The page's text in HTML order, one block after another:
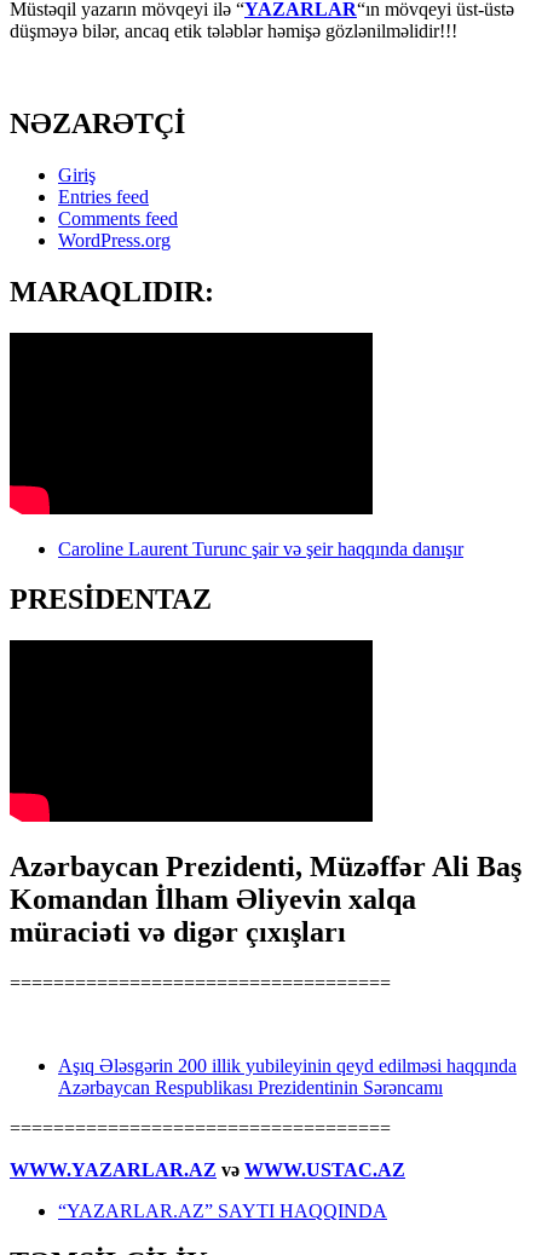
Müstəqil yazarın mövqeyi ilə “YAZARLAR“ın mövqeyi üst-üstə
düşməyə bilər, ancaq etik tələblər həmişə gözlənilməlidir!!!
NƏZARƏTÇİ
Giriş
Entries feed
Comments feed
WordPress.org
MARAQLIDIR:
Caroline Laurent Turunc şair və şeir haqqında danışır
PRESİDENTAZ
Azərbaycan Prezidenti, Müzəffər Ali Baş
Komandan İlham Əliyevin xalqa
müraciəti və digər çıxışları
===================================
Aşıq Ələsgərin 200 illik yubileyinin qeyd edilməsi haqqında
Azərbaycan Respublikası Prezidentinin Sərəncamı
===================================
WWW.YAZARLAR.AZ və WWW.USTAC.AZ
“YAZARLAR.AZ” SAYTI HAQQINDA